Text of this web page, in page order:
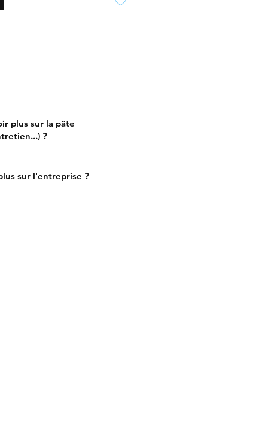
plus sur la pâte
?
sur l'entreprise ?